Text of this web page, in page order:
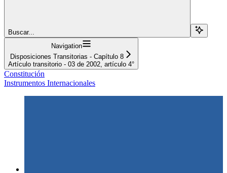
Buscar...
Navigation
Disposiciones Transitorias - Capítulo 8
Artículo transitorio - 03 de 2002, artículo 4°
Constitución
Instrumentos Internacionales